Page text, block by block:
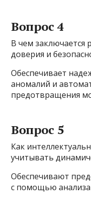
Вопрос 4
В чем заключается
доверия и
Обеспечивает
аномалий и
предотвращения
Вопрос 5
Как
учитывать
Обеспечивают
с помощью